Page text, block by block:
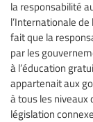
la responsabilité
l’Internationale de
fait que la
par les
à l’éducation
appartenait aux
à tous les
législation